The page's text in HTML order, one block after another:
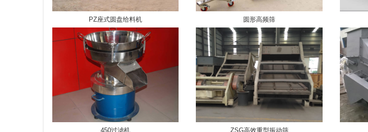
PZ座式圆盘给料机 圆形高频筛
450过滤机 ZSG高效重型振动筛